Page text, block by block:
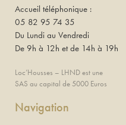
Accueil téléphonique :
05 82 95 74 35
Du Lundi au Vendredi
De 9h à 12h et de 14h à 19h
Loc’Housses – LHND est une
SAS au capital de 5000 Euros
Navigation